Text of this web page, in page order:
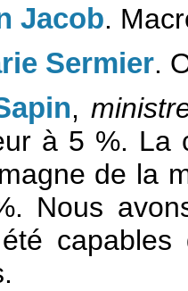
Jacob.
Sermier.
,
à 5 %. La
de la
Nous
été